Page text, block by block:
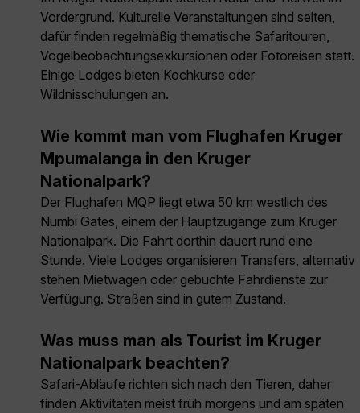
Vordergrund. Kulturelle Veranstaltungen sind selten,
dafür finden regelmäßig thematische Safaritouren,
Vogelbeobachtungsexkursionen oder Fotoreisen statt.
Einige Lodges bieten Kochkurse oder
Wildnisschulungen an.
Wie kommt man vom Flughafen Kruger
Mpumalanga in den Kruger
Nationalpark?
Der Flughafen MQP liegt etwa 50 km westlich des
Numbi Gates, einem der Hauptzugänge zum Kruger
Nationalpark. Die Fahrt dorthin dauert rund eine
Stunde. Viele Lodges organisieren Transfers, alternativ
stehen Mietwagen oder gebuchte Fahrdienste zur
Verfügung. Straßen sind in gutem Zustand.
Was muss man als Tourist im Kruger
Nationalpark beachten?
Safari-Abläufe richten sich nach den Tieren, daher
finden Aktivitäten meist früh morgens und am späten